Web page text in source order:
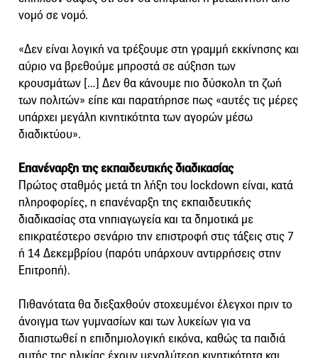
νομό σε νομό.
«Δεν είναι λογική να τρέξουμε στη γραμμή εκκίνησης και
αύριο να βρεθούμε μπροστά σε αύξηση των
κρουσμάτων […] Δεν θα κάνουμε πιο δύσκολη τη ζωή
των πολιτών» είπε και παρατήρησε πως «αυτές τις μέρες
υπάρχει μεγάλη κινητικότητα των αγορών μέσω
διαδικτύου».
Επανέναρξη της εκπαιδευτικής διαδικασίας
Πρώτος σταθμός μετά τη λήξη του lockdown είναι, κατά
πληροφορίες, η επανέναρξη της εκπαιδευτικής
διαδικασίας στα νηπιαγωγεία και τα δημοτικά με
επικρατέστερο σενάριο την επιστροφή στις τάξεις στις 7
ή 14 Δεκεμβρίου (παρότι υπάρχουν αντιρρήσεις στην
Επιτροπή).
Πιθανότατα θα διεξαχθούν στοχευμένοι έλεγχοι πριν το
άνοιγμα των γυμνασίων και των λυκείων για να
διαπιστωθεί η επιδημιολογική εικόνα, καθώς τα παιδιά